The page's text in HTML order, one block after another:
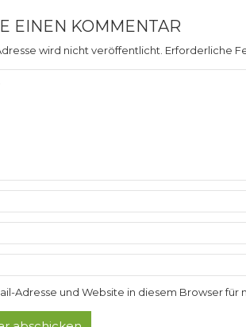
EINEN KOMMENTAR
wird nicht veröffentlicht. Erforderliche
Adresse und Website in diesem Browser